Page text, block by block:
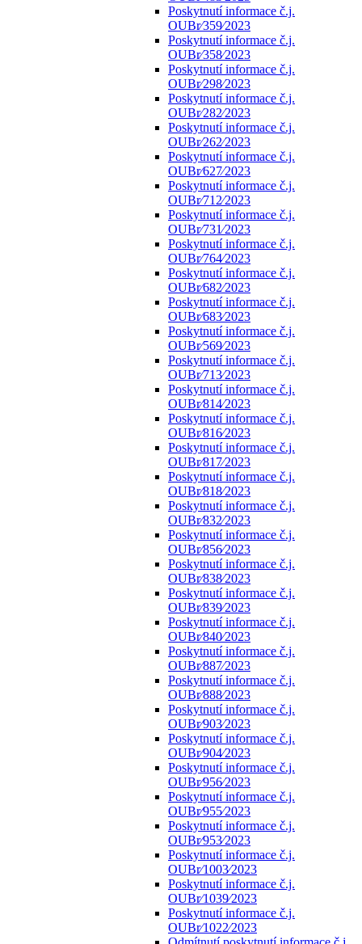
Poskytnutí informace č.j.
OUBr⁄359⁄2023
Poskytnutí informace č.j.
OUBr⁄358⁄2023
Poskytnutí informace č.j.
OUBr⁄298⁄2023
Poskytnutí informace č.j.
OUBr⁄282⁄2023
Poskytnutí informace č.j.
OUBr⁄262⁄2023
Poskytnutí informace č.j.
OUBr⁄627⁄2023
Poskytnutí informace č.j.
OUBr⁄712⁄2023
Poskytnutí informace č.j.
OUBr⁄731⁄2023
Poskytnutí informace č.j.
OUBr⁄764⁄2023
Poskytnutí informace č.j.
OUBr⁄682⁄2023
Poskytnutí informace č.j.
OUBr⁄683⁄2023
Poskytnutí informace č.j.
OUBr⁄569⁄2023
Poskytnutí informace č.j.
OUBr⁄713⁄2023
Poskytnutí informace č.j.
OUBr⁄814⁄2023
Poskytnutí informace č.j.
OUBr⁄816⁄2023
Poskytnutí informace č.j.
OUBr⁄817⁄2023
Poskytnutí informace č.j.
OUBr⁄818⁄2023
Poskytnutí informace č.j.
OUBr⁄832⁄2023
Poskytnutí informace č.j.
OUBr⁄856⁄2023
Poskytnutí informace č.j.
OUBr⁄838⁄2023
Poskytnutí informace č.j.
OUBr⁄839⁄2023
Poskytnutí informace č.j.
OUBr⁄840⁄2023
Poskytnutí informace č.j.
OUBr⁄887⁄2023
Poskytnutí informace č.j.
OUBr⁄888⁄2023
Poskytnutí informace č.j.
OUBr⁄903⁄2023
Poskytnutí informace č.j.
OUBr⁄904⁄2023
Poskytnutí informace č.j.
OUBr⁄956⁄2023
Poskytnutí informace č.j.
OUBr⁄955⁄2023
Poskytnutí informace č.j.
OUBr⁄953⁄2023
Poskytnutí informace č.j.
OUBr⁄1003⁄2023
Poskytnutí informace č.j.
OUBr⁄1039⁄2023
Poskytnutí informace č.j.
OUBr⁄1022⁄2023